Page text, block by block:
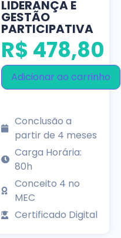
LIDERANÇA E
GESTÃO
PARTICIPATIVA
R$ 478,80
Adicionar ao carrinho
Conclusão a
partir de 4 meses
Carga Horária:
80h
Conceito 4 no
MEC
Certificado Digital